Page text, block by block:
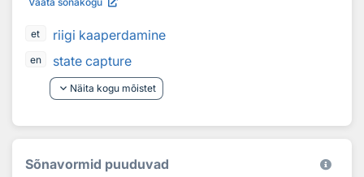
et riigi kaaperdamine
en
state capture
keyboard_arrow_down Näita kogu mõistet
Sõnavormid puuduvad